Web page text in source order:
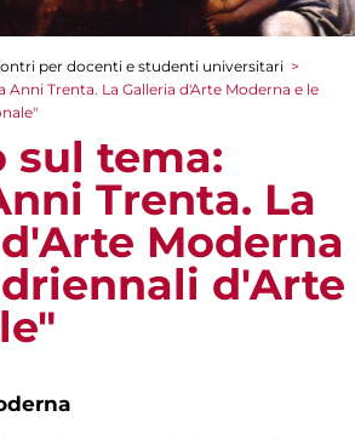
per docenti e studenti universitari >
Trenta. La Galleria d'Arte Moderna e le
sul tema:
Trenta. La
Moderna
d'Arte